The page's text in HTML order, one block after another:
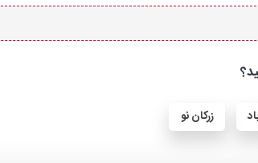
زرکان نو